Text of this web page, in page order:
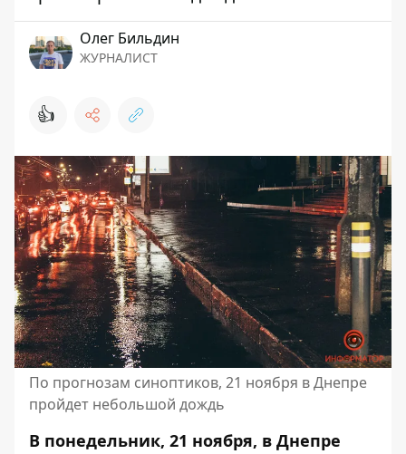
Олег Бильдин
ЖУРНАЛИСТ
👍
По прогнозам синоптиков, 21 ноября в Днепре
пройдет небольшой дождь
В понедельник, 21 ноября, в Днепре